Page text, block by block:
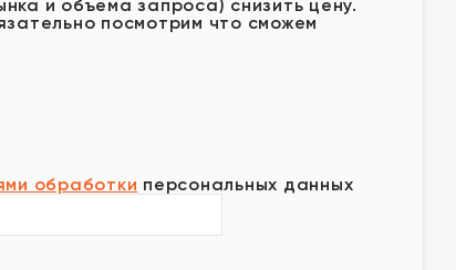
и объема запроса) снизить цену.
посмотрим что сможем
обработки персональных данных